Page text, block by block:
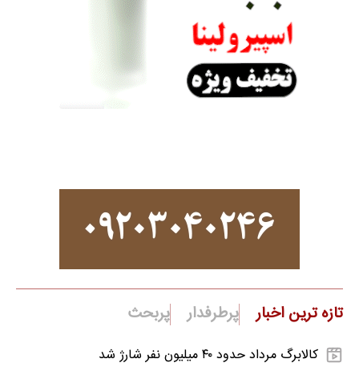
تازه ترین اخبار پرطرفدار پربحث
کالابرگ مرداد حدود ۴۰‌ میلیون نفر شارژ شد